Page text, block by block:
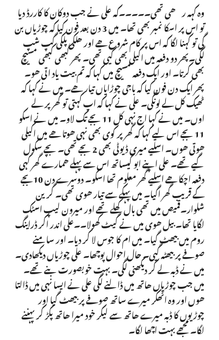
وہ کہہ رھی تھی۔۔۔۔۔کہ علی نے جب دوکان کا کاررڈ دیا
تو اس پر اسکا نمبر بھی تھا۔ میں 3 دن بعد فون کیا کہ چوڑیاں بن
گی تو کہنا لگا کہ اس پر کام شروع ھے اور ھلکی پلکی گپ شپ
لگی۔پھر دو دفعہ میں اکیلی بھی گیی تھی۔ پھر کبھی کبھی مسیچ
بھی کرتا۔ اور ایک دفعہ مسیچ میں کہا کہ تم بیت یاد اتی ھو۔
پھر ایک دن فون کیا کہ باجی چوڑایاں تیار ھے۔ میں نے کہا کہ
ٹھیک کل لے لونگی۔ علی نے کہا کہ اپ کہتی تو گھر پر لے
اوں۔ میں نے کہا اج نہی کل 11 بجے تک لاو۔ میں نے اسکو
11 بجے اس لیے کہا کہ گھر پر کوی بھی نہی ھوتا ھے میں اکیلی
ھوتی ھوں۔ اسلیے میری ڈیوٹی بھی 2 بجے تھی۔ بچے سکول
گیے تھے۔ علی اپنے ابو کیساتھ اس سے پہلے ھمارے گھر کہی
دفعہ اچکا ھے اسلیے گھر معلوم تھا اسکو۔ دوسرے دن 10بجے
کے قریب گھر اگیا۔ میں پہکے سے تیار ھوی تھی۔ گرین
شلوار۔قمیص میں تھی بال کھلے تھے اور میرون لیپ اسٹک
لگایا تھا۔ بیل ھوی میں نے گیٹ کھولا۔۔علی اندر اکر ڈراینگ
روم میں بیھٹ گیا۔ میں ام کا جوس لا کر دیا۔ اور سامنے
صوفے پر بیھٹہ گیی۔ حال احوال پوچھا۔ علی چوڑیاں دیکھادی۔
میں نے ڈبہ لے کر دیکھنی لگی۔ بہت خوبصورت بنے تھے۔
میں جب چوڑیاں ھاتھ میں ڈالنے لگی علی نے ایسا نہی میں ڈالتا
ھوں اور وہ اٹھکر میرے ساتھ صوفے پر بیھٹ گیا اور
چوڑیوں کا ڈبہ میرے ھاتھ سے لیکر خود میرا ھاتھ پکڑ کر پہننے
لگا۔ مجھے بہت اچھا لگا۔